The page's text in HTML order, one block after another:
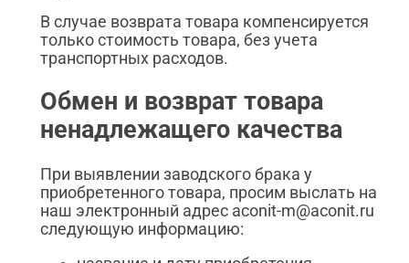
В случае возврата товара компенсируется
только стоимость товара, без учета
транспортных расходов.
Обмен и возврат товара
ненадлежащего качества
При выявлении заводского брака у
приобретенного товара, просим выслать на
наш электронный адрес aconit-m@aconit.ru
следующую информацию: